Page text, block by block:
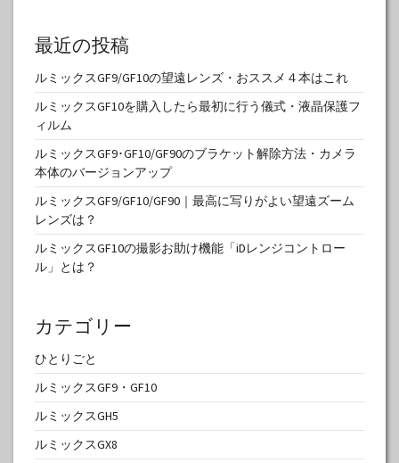
最近の投稿
ルミックスGF9/GF10の望遠レンズ・おススメ４本はこれ
ルミックスGF10を購入したら最初に行う儀式・液晶保護フ
ィルム
ルミックスGF9･GF10/GF90のブラケット解除方法・カメラ
本体のバージョンアップ
ルミックスGF9/GF10/GF90｜最高に写りがよい望遠ズーム
レンズは？
ルミックスGF10の撮影お助け機能「iDレンジコントロー
ル」とは？
カテゴリー
ひとりごと
ルミックスGF9・GF10
ルミックスGH5
ルミックスGX8